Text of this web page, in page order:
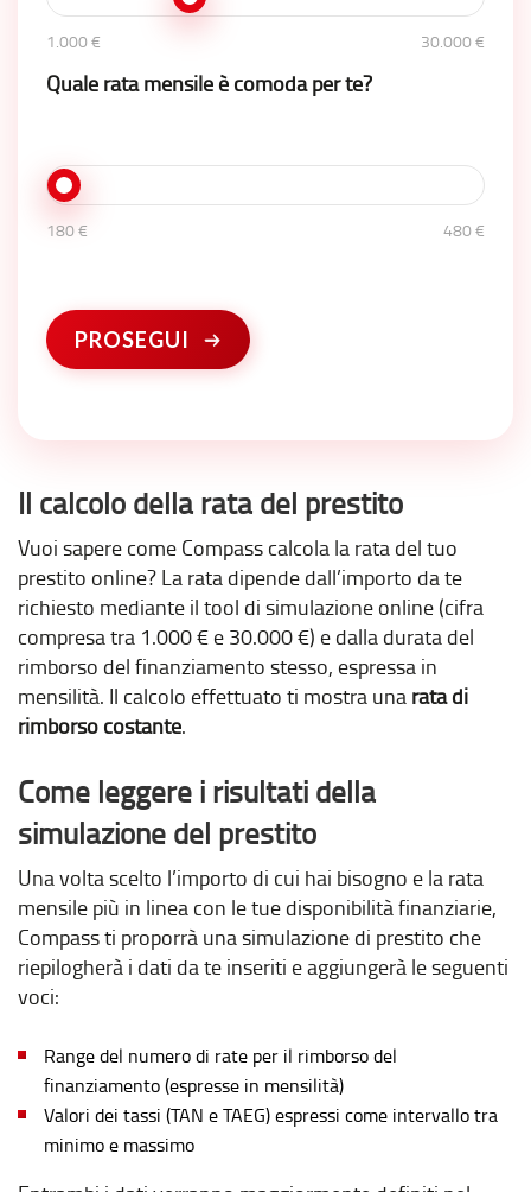
1.000 € 30.000 €
Quale rata mensile è comoda per te?
180 € 480 €
PROSEGUI
Il calcolo della rata del prestito
Vuoi sapere come Compass calcola la rata del tuo
prestito online? La rata dipende dall’importo da te
richiesto mediante il tool di simulazione online (cifra
compresa tra 1.000 € e 30.000 €) e dalla durata del
rimborso del finanziamento stesso, espressa in
mensilità. Il calcolo effettuato ti mostra una rata di
rimborso costante.
Come leggere i risultati della
simulazione del prestito
Una volta scelto l’importo di cui hai bisogno e la rata
mensile più in linea con le tue disponibilità finanziarie,
Compass ti proporrà una simulazione di prestito che
riepilogherà i dati da te inseriti e aggiungerà le seguenti
voci:
Range del numero di rate per il rimborso del
finanziamento (espresse in mensilità)
Valori dei tassi (TAN e TAEG) espressi come intervallo tra
minimo e massimo